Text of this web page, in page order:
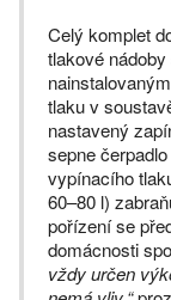
Celý komplet
tlakové
tlaku v
nastavený
sepne
vypínacího
60–80 l)
pořízení se
domácnosti
vždy určen